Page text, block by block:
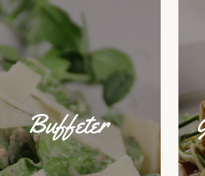
Buffeter